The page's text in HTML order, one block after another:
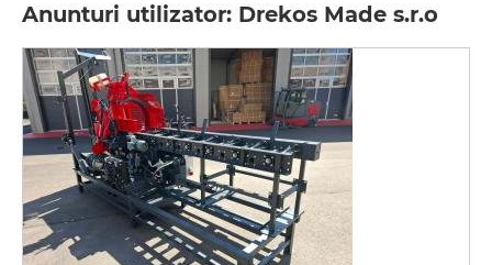
Anunturi utilizator: Drekos Made s.r.o